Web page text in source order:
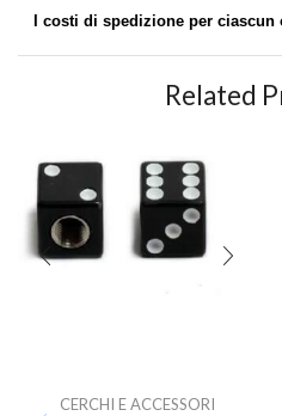
I costi di spedizione per
Related
CERCHI E ACCESSORI